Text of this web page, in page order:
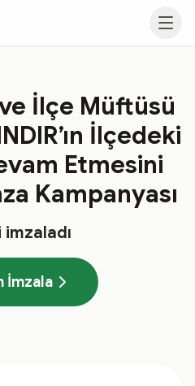
İlçe Müftüsü
İlçedeki
Etmesini
Kampanyası
imzaladı
İmzala